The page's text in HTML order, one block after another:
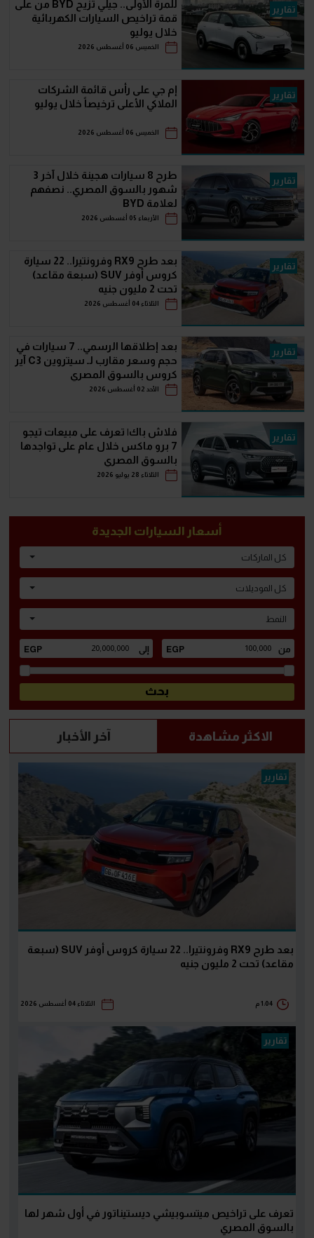
تقارير
للمرة الأولى.. جيلي تزيح BYD من على
قمة تراخيص السيارات الكهربائية
خلال يوليو
الخميس 06 أغسطس 2026
تقارير
إم جي على رأس قائمة الشركات
الملاكي الأعلى ترخيصاً خلال يوليو
الخميس 06 أغسطس 2026
تقارير
طرح 8 سيارات هجينة خلال آخر 3
شهور بالسوق المصري.. نصفهم
لعلامة BYD
الأربعاء 05 أغسطس 2026
تقارير
بعد طرح RX9 وفرونتيرا.. 22 سيارة
كروس أوفر SUV (سبعة مقاعد)
تحت 2 مليون جنيه
الثلاثاء 04 أغسطس 2026
تقارير
بعد إطلاقها الرسمي.. 7 سيارات في
حجم وسعر مقارب لـ سيتروين C3 آير
كروس بالسوق المصري
الأحد 02 أغسطس 2026
تقارير
فلاش باك| تعرف على مبيعات تيجو
7 برو ماكس خلال عام على تواجدها
بالسوق المصري
الثلاثاء 28 يوليو 2026
أسعار السيارات الجديدة
كل الماركات
كل الموديلات
النمط
الاكثر مشاهدة آخر الأخبار
تقارير
بعد طرح RX9 وفرونتيرا.. 22 سيارة كروس أوفر SUV (سبعة
مقاعد) تحت 2 مليون جنيه
1:04 م الثلاثاء 04 أغسطس 2026
تقارير
تعرف على تراخيص ميتسوبيشي ديستيناتور في أول شهر لها
بالسوق المصري